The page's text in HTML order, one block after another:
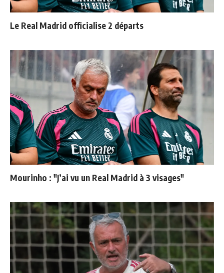
Le Real Madrid officialise 2 départs
Mourinho : "J’ai vu un Real Madrid à 3 visages"